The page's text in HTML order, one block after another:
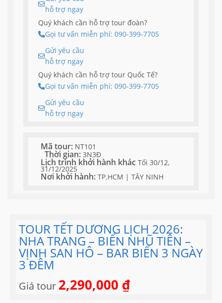
hỗ trợ ngay
Quý khách cần hỗ trợ tour đoàn?
Gọi tư vấn miễn phí: 090-399-7705
Gửi yêu cầu
hỗ trợ ngay
Quý khách cần hỗ trợ tour Quốc Tế?
Gọi tư vấn miễn phí: 090-399-7705
Gửi yêu cầu
hỗ trợ ngay
Mã tour: NT101
Thời gian: 3N3Đ
Lịch trình khởi hành khác Tối 30/12,
31/12/2025
Nơi khởi hành: TP.HCM | TÂY NINH
TOUR TẾT DƯƠNG LỊCH 2026:
NHA TRANG – BIỂN NHŨ TIÊN –
VỊNH SAN HÔ – BAR BIỂN 3 NGÀY
3 ĐÊM
Giá tour 2,290,000 ₫